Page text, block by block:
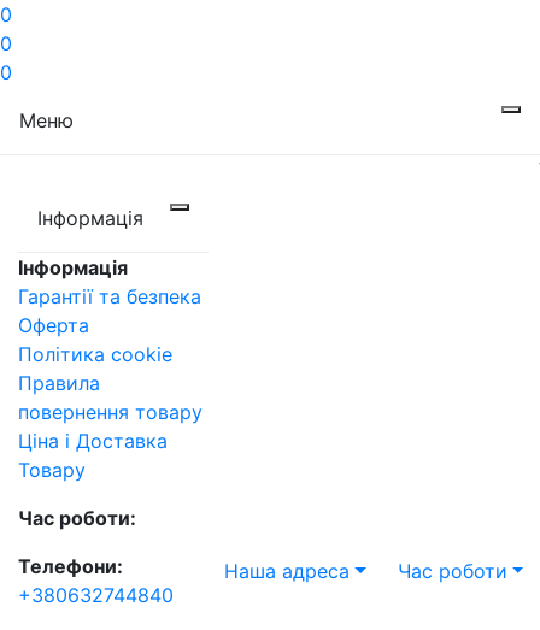
0
0
0
Меню
Інформація
Інформація
Гарантії та безпека
Оферта
Політика cookie
Правила
повернення товару
Ціна і Доставка
Товару
Час роботи:
Телефони:
+380632744840
Наша адреса Час роботи